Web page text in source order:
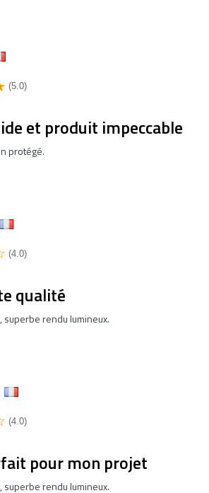
(5.0)
et produit impeccable
protégé.
(4.0)
qualité
superbe rendu lumineux.
(4.0)
pour mon projet
superbe rendu lumineux.